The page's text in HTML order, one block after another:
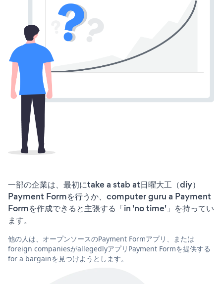
一部の企業は、最初にtake a stab at日曜大工（diy）
Payment Formを行うか、computer guru a Payment
Formを作成できると主張する「in 'no time'」を持ってい
ます。
他の人は、オープンソースのPayment Formアプリ、または
foreign companiesがallegedlyアプリPayment Formを提供する
for a bargainを見つけようとします。